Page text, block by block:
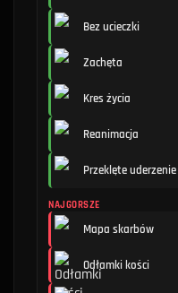
Bez ucieczki
Zachęta
Kres życia
Reanimacja
Przeklęte uderzenie
NAJGORSZE
Mapa skarbów
Odłamki kości